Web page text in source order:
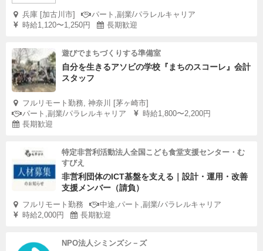
兵庫 [加古川市]
パート,副業/パラレルキャリア
時給1,120〜1,250円
長期歓迎
遊びでまちづくりする準備室
自分を生きるアソビの学校『まちのスコーレ』会計
スタッフ
フルリモート勤務, 神奈川 [茅ヶ崎市]
パート,副業/パラレルキャリア
時給1,800〜2,200円
長期歓迎
特定非営利活動法人全国こども食堂支援センター・む
すびえ
非営利団体のICT基盤を支える｜設計・運用・改善
支援メンバー（請負）
フルリモート勤務
中途,パート,副業/パラレルキャリア
時給2,000円
長期歓迎
NPO法人シミンズシ－ズ